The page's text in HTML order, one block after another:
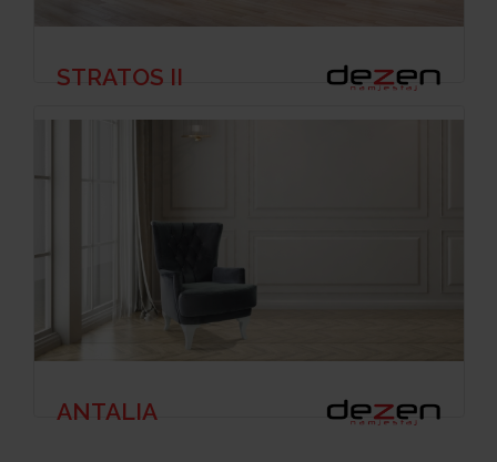
STRATOS II
ANTALIA